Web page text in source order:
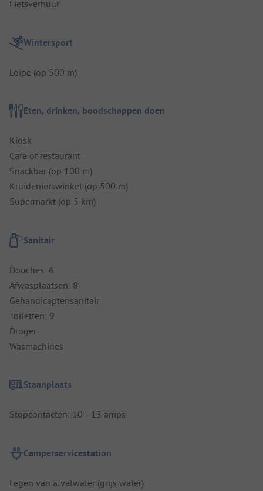
Fietsverhuur
Wintersport
Loipe (op 500 m)
Eten, drinken, boodschappen doen
Kiosk
Cafe of restaurant
Snackbar (op 100 m)
Kruidenierswinkel (op 500 m)
Supermarkt (op 5 km)
Sanitair
Douches: 6
Afwasplaatsen: 8
Gehandicaptensanitair
Toiletten: 9
Droger
Wasmachines
Staanplaats
Stopcontacten: 10 - 13 amps
Camperservicestation
Legen van afvalwater (grijs water)